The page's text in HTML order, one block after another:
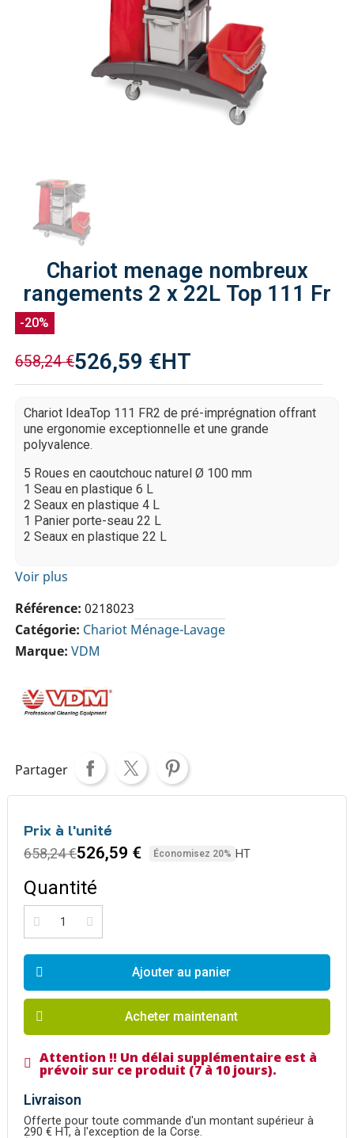
Chariot menage nombreux
rangements 2 x 22L Top 111 Fr
-20%
658,24 €526,59 €HT
Chariot IdeaTop 111 FR2 de pré-imprégnation offrant
une ergonomie exceptionnelle et une grande
polyvalence.
5 Roues en caoutchouc naturel Ø 100 mm
1 Seau en plastique 6 L
2 Seaux en plastique 4 L
1 Panier porte-seau 22 L
2 Seaux en plastique 22 L
Voir plus
Référence 0218023
Catégorie Chariot Ménage-Lavage
Marque VDM
Partager
Prix à l'unité
658,24 €526,59 € Économisez 20% HT
Quantité
Ajouter au panier
Acheter maintenant
Attention !! Un délai supplémentaire est à
prévoir sur ce produit (7 à 10 jours).
Livraison
Offerte pour toute commande d'un montant supérieur à
290 € HT, à l'exception de la Corse.